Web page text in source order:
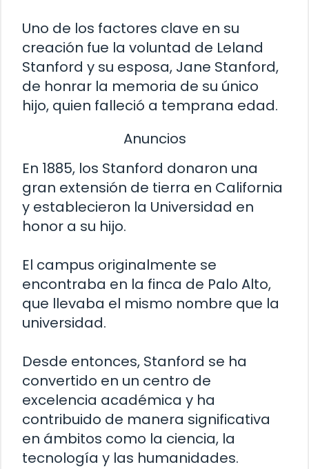
Uno de los factores clave en su
creación fue la voluntad de Leland
Stanford y su esposa, Jane Stanford,
de honrar la memoria de su único
hijo, quien falleció a temprana edad.
Anuncios
En 1885, los Stanford donaron una
gran extensión de tierra en California
y establecieron la Universidad en
honor a su hijo.
El campus originalmente se
encontraba en la finca de Palo Alto,
que llevaba el mismo nombre que la
universidad.
Desde entonces, Stanford se ha
convertido en un centro de
excelencia académica y ha
contribuido de manera significativa
en ámbitos como la ciencia, la
tecnología y las humanidades.